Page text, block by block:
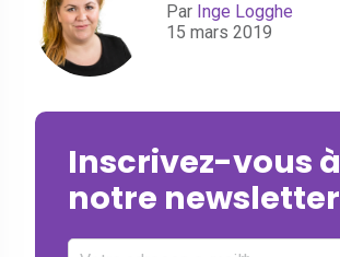
Par Inge Logghe
15 mars 2019
Inscrivez-vous à
notre newsletter